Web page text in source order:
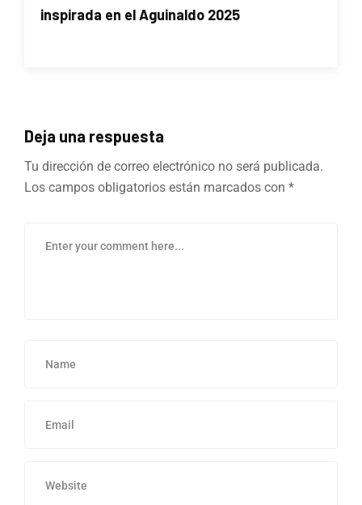
inspirada en el Aguinaldo 2025
Deja una respuesta
Tu dirección de correo electrónico no será publicada.
Los campos obligatorios están marcados con *